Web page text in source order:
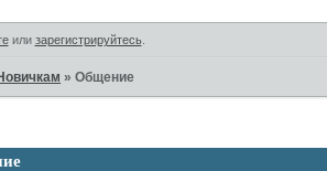
или зарегистрируйтесь.
»Общение